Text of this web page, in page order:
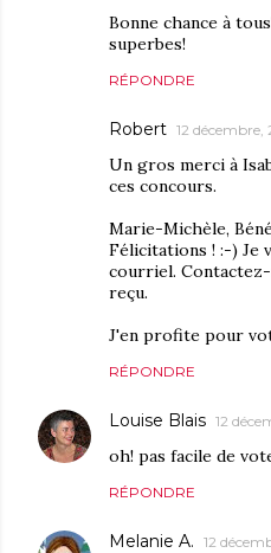
Bonne chance à
superbes!
RÉPONDRE
Robert 12 décembre,
Un gros merci à
ces concours.
Marie-Michèle,
Félicitations ! :-) Je
courriel.
reçu.
J'en profite pour
RÉPONDRE
Louise Blais 12
oh! pas facile de
RÉPONDRE
Melanie A. 12